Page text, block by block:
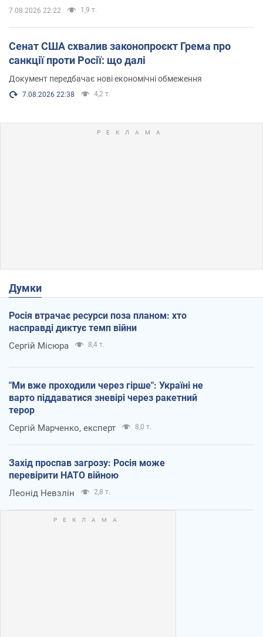
7.08.2026 22:22 1,9 т.
Сенат США схвалив законопроєкт Грема про
санкції проти Росії: що далі
Документ передбачає нові економічні обмеження
7.08.2026 22:38 4,2 т.
Думки
Росія втрачає ресурси поза планом: хто
насправді диктує темп війни
Сергій Місюра 8,4 т.
"Ми вже проходили через гірше": Україні не
варто піддаватися зневірі через ракетний
терор
Сергій Марченко, експерт 8,0 т.
Захід проспав загрозу: Росія може
перевірити НАТО війною
Леонід Невзлін 2,8 т.